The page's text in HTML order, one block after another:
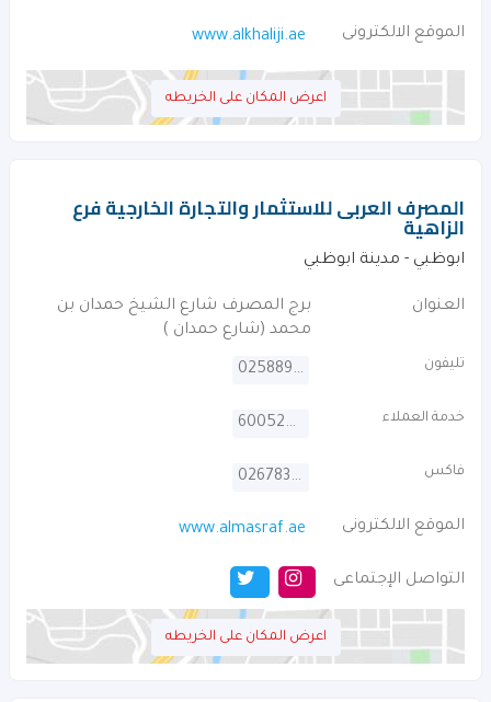
الموقع الالكترونى www.alkhaliji.ae
اعرض المكان على الخريطه
المصرف العربى للاستثمار والتجارة الخارجية فرع
الزاهية
ابوظبي - مدينة ابوظبي
العنوان
برج المصرف شارع الشيخ حمدان بن
محمد (شارع حمدان )
تليفون 025889300
خدمة العملاء 600529999
فاكس 026783767
الموقع الالكترونى www.almasraf.ae
التواصل الإجتماعى
اعرض المكان على الخريطه